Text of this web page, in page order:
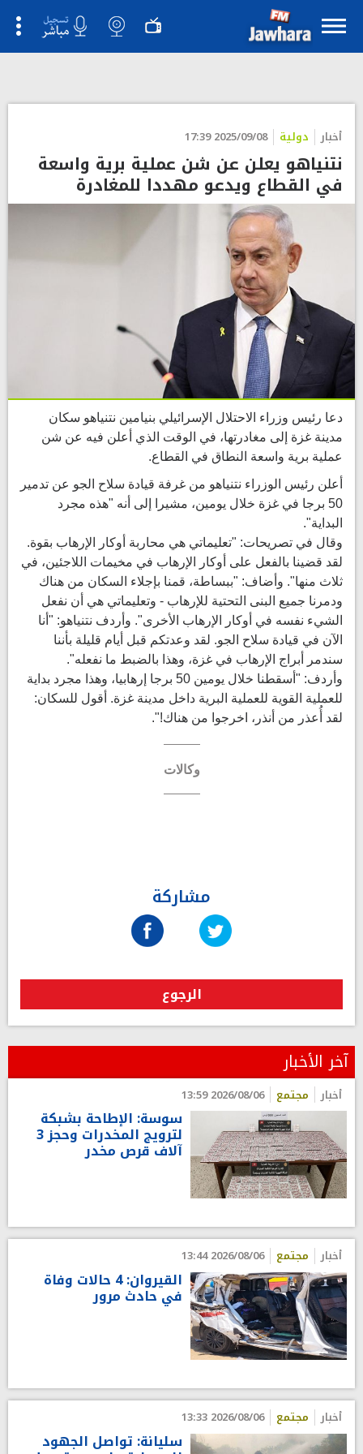
أخبار دولية 2025/09/08 17:39
نتنياهو يعلن عن شن عملية برية واسعة
في القطاع ويدعو مهددا للمغادرة
دعا رئيس وزراء الاحتلال الإسرائيلي بنيامين نتنياهو سكان
مدينة غزة إلى مغادرتها، في الوقت الذي أعلن فيه عن شن
عملية برية واسعة النطاق في القطاع.
أعلن رئيس الوزراء نتنياهو من غرفة قيادة سلاح الجو عن تدمير
50 برجا في غزة خلال يومين، مشيرا إلى أنه "هذه مجرد
البداية".
وقال في تصريحات: "تعليماتي هي محاربة أوكار الإرهاب بقوة.
لقد قضينا بالفعل على أوكار الإرهاب في مخيمات اللاجئين، في
ثلاث منها". وأضاف: "ببساطة، قمنا بإجلاء السكان من هناك
ودمرنا جميع البنى التحتية للإرهاب - وتعليماتي هي أن نفعل
الشيء نفسه في أوكار الإرهاب الأخرى". وأردف نتنياهو: "أنا
الآن في قيادة سلاح الجو. لقد وعدتكم قبل أيام قليلة بأننا
سندمر أبراج الإرهاب في غزة، وهذا بالضبط ما نفعله".
وأردف: "أسقطنا خلال يومين 50 برجا إرهابيا، وهذا مجرد بداية
للعملية القوية للعملية البرية داخل مدينة غزة. أقول للسكان:
لقد أُعذر من أنذر، اخرجوا من هناك!".
وكالات
مشاركة
الرجوع
آخر الأخبار
أخبار مجتمع 2026/08/06 13:59
سوسة: الإطاحة بشبكة
لترويج المخدرات وحجز 3
آلاف قرص مخدر
أخبار مجتمع 2026/08/06 13:44
القيروان: 4 حالات وفاة
في حادث مرور
أخبار مجتمع 2026/08/06 13:33
سليانة: تواصل الجهود